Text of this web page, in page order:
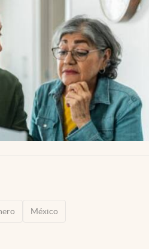
México